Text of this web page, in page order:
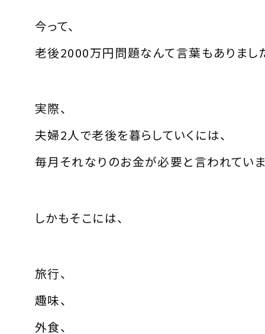
今って、
老後2000万円問題なんて言葉もありまし
実際、
夫婦2人で老後を暮らしていくには、
毎月それなりのお金が必要と言われていま
しかもそこには、
旅行、
趣味、
外食、